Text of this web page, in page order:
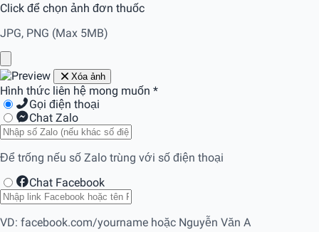
Click để chọn ảnh đơn thuốc
JPG, PNG (Max 5MB)
Xóa ảnh
Hình thức liên hệ mong muốn *
Gọi điện thoại
Chat Zalo
Để trống nếu số Zalo trùng với số điện thoại
Chat Facebook
VD: facebook.com/yourname hoặc Nguyễn Văn A